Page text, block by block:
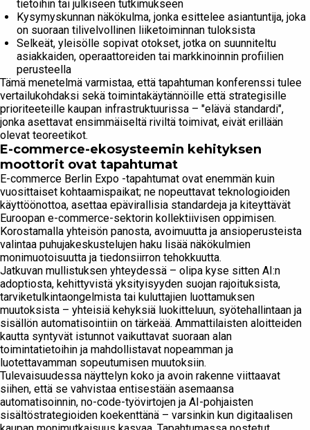
tietoihin tai julkiseen tutkimukseen
Kysymyskunnan näkökulma, jonka esittelee asiantuntija, joka
on suoraan tilivelvollinen liiketoiminnan tuloksista
Selkeät, yleisölle sopivat otokset, jotka on suunniteltu
asiakkaiden, operaattoreiden tai markkinoinnin profiilien
perusteella
Tämä menetelmä varmistaa, että tapahtuman konferenssi tulee
vertailukohdaksi sekä toimintakäytännöille että strategisille
prioriteeteille kaupan infrastruktuurissa – "elävä standardi",
jonka asettavat ensimmäiseltä riviltä toimivat, eivät erillään
olevat teoreetikot.
E-commerce-ekosysteemin kehityksen
moottorit ovat tapahtumat
E-commerce Berlin Expo -tapahtumat ovat enemmän kuin
vuosittaiset kohtaamispaikat; ne nopeuttavat teknologioiden
käyttöönottoa, asettaa epävirallisia standardeja ja kiteyttävät
Euroopan e-commerce-sektorin kollektiivisen oppimisen.
Korostamalla yhteisön panosta, avoimuutta ja ansioperusteista
valintaa puhujakeskustelujen haku lisää näkökulmien
monimuotoisuutta ja tiedonsiirron tehokkuutta.
Jatkuvan mullistuksen yhteydessä – olipa kyse sitten AI:n
adoptiosta, kehittyvistä yksityisyyden suojan rajoituksista,
tarviketulkintaongelmista tai kuluttajien luottamuksen
muutoksista – yhteisiä kehyksiä luokitteluun, syötehallintaan ja
sisällön automatisointiin on tärkeää. Ammattilaisten aloitteiden
kautta syntyvät istunnot vaikuttavat suoraan alan
toimintatietoihin ja mahdollistavat nopeamman ja
luotettavamman sopeutumisen muutoksiin.
Tulevaisuudessa näyttelyn koko ja avoin rakenne viittaavat
siihen, että se vahvistaa entisestään asemaansa
automatisoinnin, no-code-työvirtojen ja AI-pohjaisten
sisältöstrategioiden koekenttänä – varsinkin kun digitaalisen